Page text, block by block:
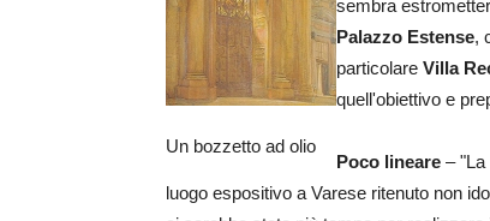
Un bozzetto ad olio
sembra
Palazzo Estense,
particolare Villa
quell'obiettivo e
Poco lineare – "La
luogo espositivo a Varese ritenuto non